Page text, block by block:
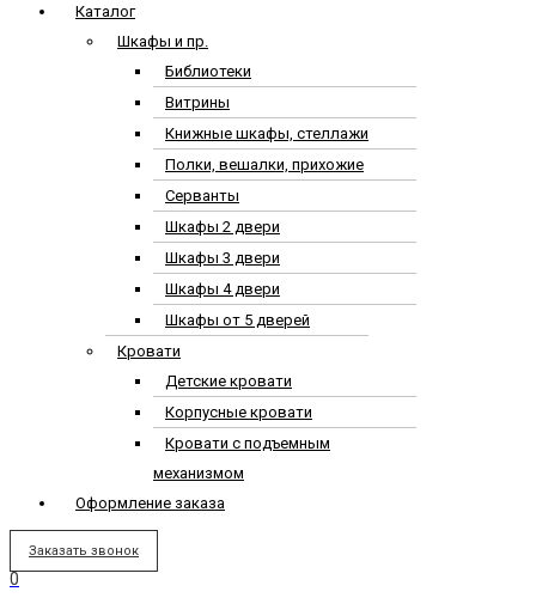
Каталог
Шкафы и пр.
Библиотеки
Витрины
Книжные шкафы, стеллажи
Полки, вешалки, прихожие
Серванты
Шкафы 2 двери
Шкафы 3 двери
Шкафы 4 двери
Шкафы от 5 дверей
Кровати
Детские кровати
Корпусные кровати
Кровати с подъемным
механизмом
Оформление заказа
Заказать звонок
0